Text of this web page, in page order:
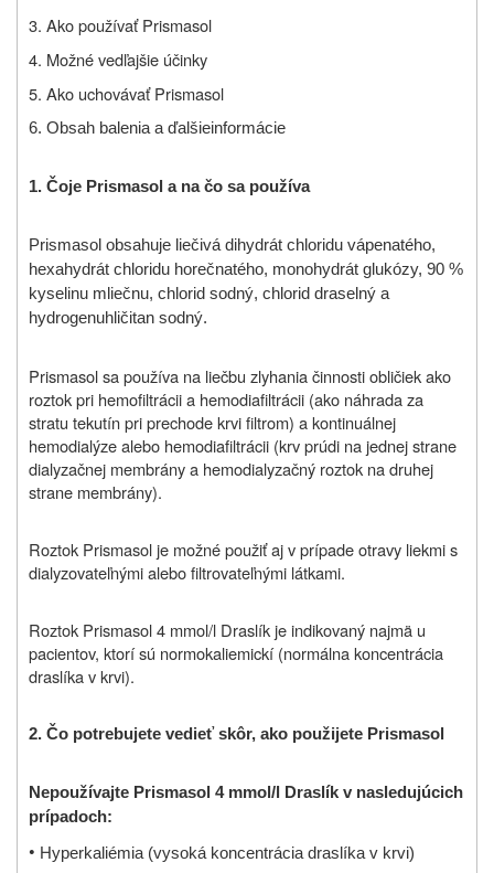
3. Ako používať Prismasol
4. Možné vedľajšie účinky
5. Ako uchovávať Prismasol
6. Obsah balenia a ďalšieinformácie
1. Čoje Prismasol a na čo sa používa
Prismasol obsahuje liečivá dihydrát chloridu vápenatého,
hexahydrát chloridu horečnatého, monohydrát glukózy, 90 %
kyselinu mliečnu, chlorid sodný, chlorid draselný a
hydrogenuhličitan sodný.
Prismasol sa používa na liečbu zlyhania činnosti obličiek ako
roztok pri hemofiltrácii a hemodiafiltrácii (ako náhrada za
stratu tekutín pri prechode krvi filtrom) a kontinuálnej
hemodialýze alebo hemodiafiltrácii (krv prúdi na jednej strane
dialyzačnej membrány a hemodialyzačný roztok na druhej
strane membrány).
Roztok Prismasol je možné použiť aj v prípade otravy liekmi s
dialyzovateľnými alebo filtrovateľnými látkami.
Roztok Prismasol 4 mmol/l Draslík je indikovaný najmä u
pacientov, ktorí sú normokaliemickí (normálna koncentrácia
draslíka v krvi).
2. Čo potrebujete vedieť skôr, ako použijete Prismasol
Nepoužívajte Prismasol 4 mmol/l Draslík v nasledujúcich
prípadoch:
• Hyperkaliémia (vysoká koncentrácia draslíka v krvi)